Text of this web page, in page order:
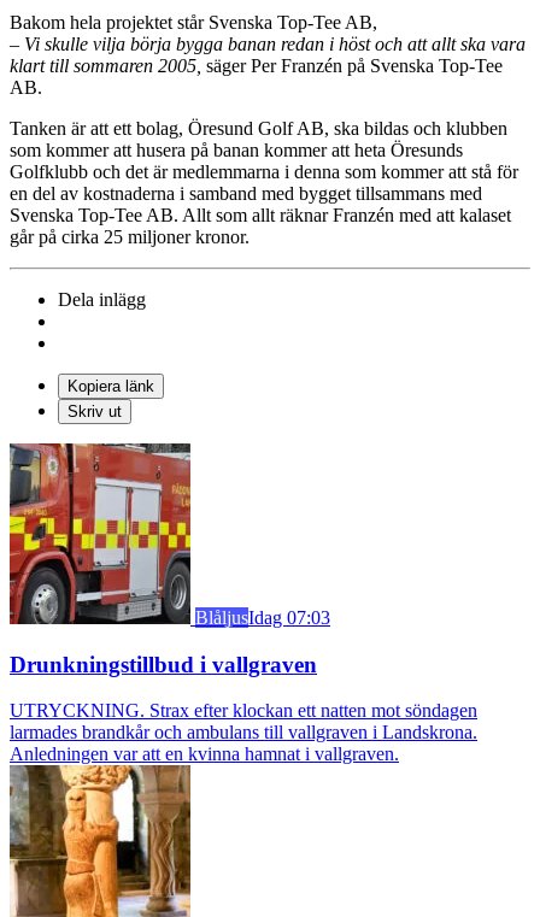
Bakom hela projektet står Svenska Top-Tee AB,
– Vi skulle vilja börja bygga banan redan i höst och att allt ska vara
klart till sommaren 2005, säger Per Franzén på Svenska Top-Tee
AB.
Tanken är att ett bolag, Öresund Golf AB, ska bildas och klubben
som kommer att husera på banan kommer att heta Öresunds
Golfklubb och det är medlemmarna i denna som kommer att stå för
en del av kostnaderna i samband med bygget tillsammans med
Svenska Top-Tee AB. Allt som allt räknar Franzén med att kalaset
går på cirka 25 miljoner kronor.
Dela inlägg
Kopiera länk
Skriv ut
BlåljusIdag 07:03
Drunkningstillbud i vallgraven
UTRYCKNING. Strax efter klockan ett natten mot söndagen
larmades brandkår och ambulans till vallgraven i Landskrona.
Anledningen var att en kvinna hamnat i vallgraven.